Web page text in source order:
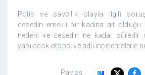
Polis ve savcılık olayla ilgili
cesedin emekli bir kadına ait olduğu
nedeni ve cesedin ne kadar süredir
yapılacak otopsi ve adli incelemelerle
Paylaş :